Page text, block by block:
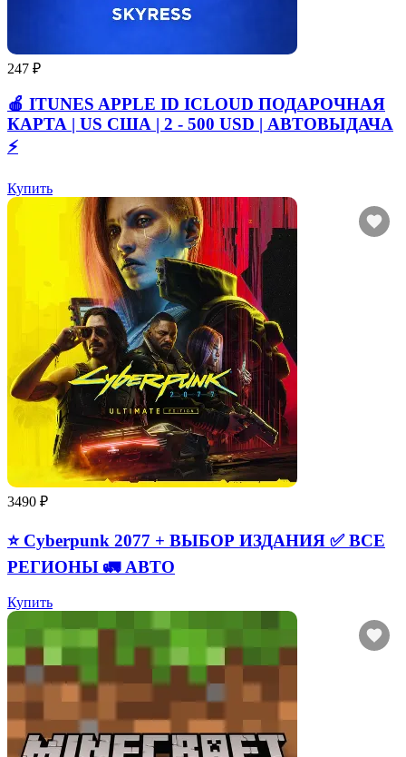
247 ₽
🍎 ITUNES APPLE ID ICLOUD ПОДАРОЧНАЯ
КАРТА | US США | 2 - 500 USD | АВТОВЫДАЧА
⚡️
Купить
3490 ₽
⭐ Cyberpunk 2077 + ВЫБОР ИЗДАНИЯ ✅ ВСЕ
РЕГИОНЫ 🚛 АВТО
Купить